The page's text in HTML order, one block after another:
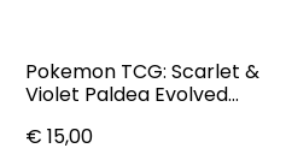
Pokemon TCG: Scarlet &
Violet Paldea Evolved
€ 15,00